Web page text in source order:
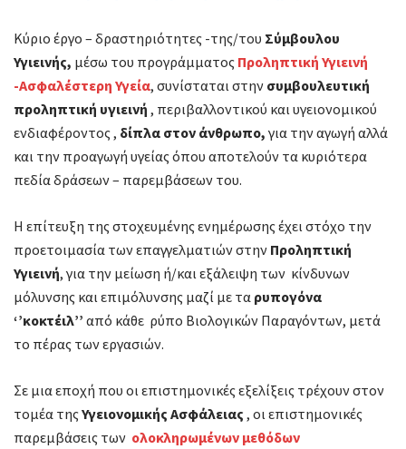
Σήμερα
!!!
Κύριο έργο – δραστηριότητες -της/του Σύμβουλου
Υγιεινής, μέσω του προγράμματος Προληπτική Υγιεινή
-Ασφαλέστερη Υγεία, συνίσταται στην συμβουλευτική
προληπτική υγιεινή , περιβαλλοντικού και υγειονομικού
ενδιαφέροντος , δίπλα στον άνθρωπο,για την αγωγή αλλά
και την προαγωγή υγείας όπου αποτελούν τα κυριότερα
πεδία δράσεων – παρεμβάσεων του.
Η επίτευξη της στοχευμένης ενημέρωσης έχει στόχο την
προετοιμασία των επαγγελματιών στην Προληπτική
Υγιεινή, για την μείωση ή/και εξάλειψη των κίνδυνων
μόλυνσης και επιμόλυνσης μαζί με τα ρυπογόνα
‘’κοκτέιλ’’ από κάθε ρύπο Βιολογικών Παραγόντων, μετά
το πέρας των εργασιών.
Σε μια εποχή που οι επιστημονικές εξελίξεις τρέχουν στον
τομέα τηςΥγειονομικής Ασφάλειας , οι επιστημονικές
παρεμβάσεις των ολοκληρωμένων μεθόδων